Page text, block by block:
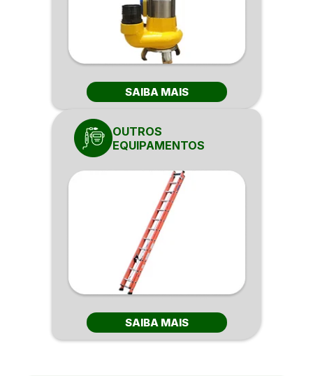
SAIBA MAIS
OUTROS
EQUIPAMENTOS
SAIBA MAIS